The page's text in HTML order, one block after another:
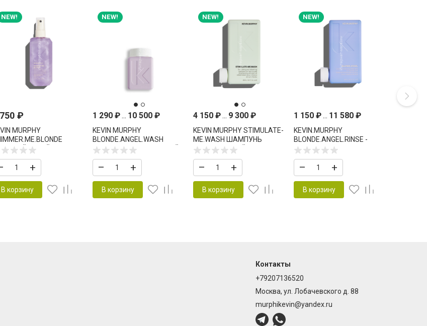
NEW!
₽
MURPHY
СПРЕЙ ДЛЯ
ВОЛОС 100 МЛ
+
В корзину
NEW!
1 290 ₽... 10 500 ₽
KEVIN MURPHY
BLONDE.ANGEL.WASH
ШАМПУНЬ ТОНИРУЮЩИЙ
ДЛЯ СВЕТЛЫХ ВОЛОС
– +
В корзину
NEW!
4 150 ₽... 9 300 ₽
KEVIN MURPHY STIMULATE-
ME.WASH ШАМПУНЬ
УКРЕПЛЯЮЩИЙ ОТ
ВЫПАДЕНИЯ ВОЛОС.
– +
В корзину
NEW!
1 150 ₽... 11 580 ₽
KEVIN.MURPHY
BLONDE.ANGEL.RINSE -
БАЛЬЗАМ КОНДИЦИОНЕР
ТОНИРУЮЩИЙ ДЛЯ
СВЕТЛЫХ ВОЛОС
– +
В корзину
Контакты
+79207136520
Москва, ул. Лобачевского д. 88
murphikevin@yandex.ru